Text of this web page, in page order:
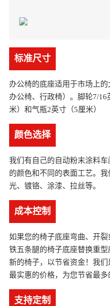
标准尺寸
办公椅的底座适用于市场上的
办公椅、行政椅）。脚轮7/
米）和气瓶2英寸（5厘米）
颜色选择
我们有自己的自动粉末涂料
的颜色和不同的表面工艺。
光、镀铬、涂漆、拉丝等。
成本控制
如果您的椅子底座弯曲、开
铁五条腿的椅子底座替换重
新的椅子，以节省资金！我
最实惠的价格，为您节省最多
支持定制